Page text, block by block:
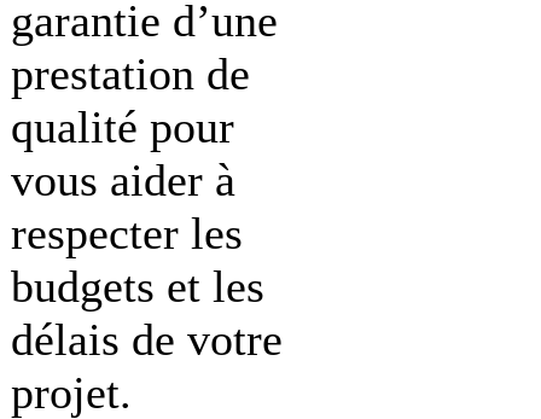
garantie d’une
prestation de
qualité pour
vous aider à
respecter les
budgets et les
délais de votre
projet.